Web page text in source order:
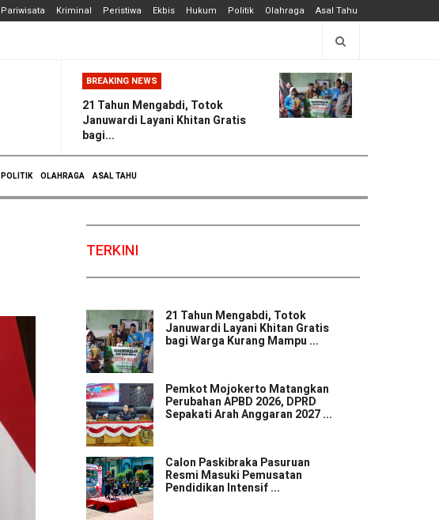
Pariwisata Kriminal Peristiwa Ekbis Hukum Politik Olahraga Asal Tahu
BREAKING NEWS
21 Tahun Mengabdi, Totok
Januwardi Layani Khitan Gratis
bagi...
POLITIK OLAHRAGA ASAL TAHU
TERKINI
21 Tahun Mengabdi, Totok
Januwardi Layani Khitan Gratis
bagi Warga Kurang Mampu ...
Pemkot Mojokerto Matangkan
Perubahan APBD 2026, DPRD
Sepakati Arah Anggaran 2027 ...
Calon Paskibraka Pasuruan
Resmi Masuki Pemusatan
Pendidikan Intensif ...